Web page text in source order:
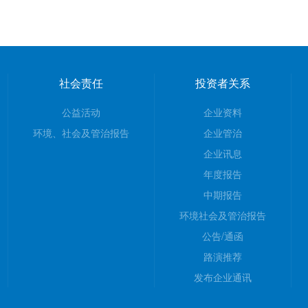
社会责任
公益活动
环境、社会及管治报告
投资者关系
企业资料
企业管治
企业讯息
年度报告
中期报告
环境社会及管治报告
公告/通函
路演推荐
发布企业通讯